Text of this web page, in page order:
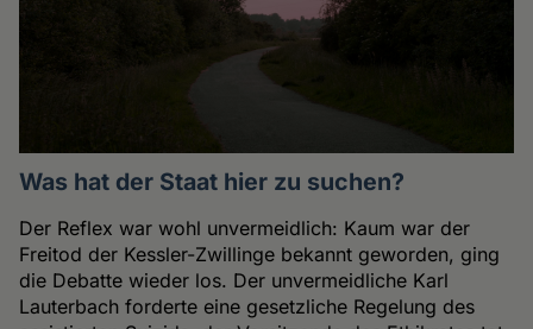
Was hat der Staat hier zu suchen?
Der Reflex war wohl unvermeidlich: Kaum war der
Freitod der Kessler-Zwillinge bekannt geworden, ging
die Debatte wieder los. Der unvermeidliche Karl
Lauterbach forderte eine gesetzliche Regelung des